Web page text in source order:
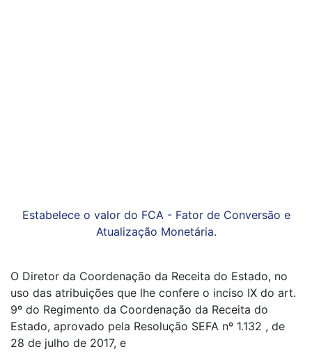
Estabelece o valor do FCA - Fator de Conversão e
Atualização Monetária.
O Diretor da Coordenação da Receita do Estado, no
uso das atribuições que lhe confere o inciso IX do art.
9º do Regimento da Coordenação da Receita do
Estado, aprovado pela Resolução SEFA nº 1.132 , de
28 de julho de 2017, e